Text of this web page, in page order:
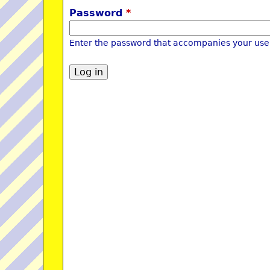
Password *
Enter the password that accompanies your